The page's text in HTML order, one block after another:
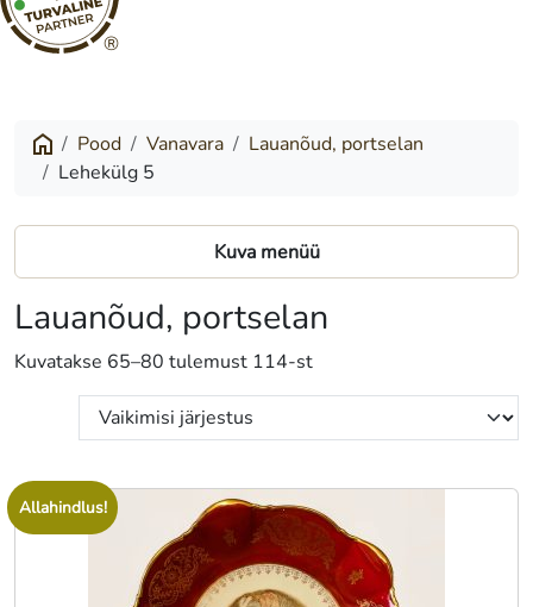
®
Pood Vanavara
Lauanõud, portselan
Lehekülg 5
Kuva menüü
Lauanõud, portselan
Kuvatakse 65–80 tulemust 114-st
Allahindlus!